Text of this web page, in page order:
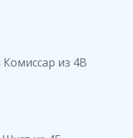
из 4В